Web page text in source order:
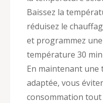
Baissez la
réduisez le
et programmez
température 30
En maintenant
adaptée, vous
consommation